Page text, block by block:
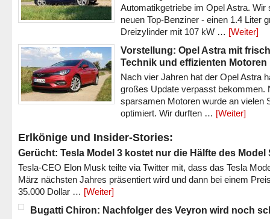
Automatikgetriebe im Opel Astra. Wir
neuen Top-Benziner - einen 1.4 Liter
Dreizylinder mit 107 kW … [Weiter]
Vorstellung: Opel Astra mit
Technik und effizienten Motoren
Nach vier Jahren hat der Opel Astra
großes Update verpasst bekommen.
sparsamen Motoren wurde an vielen
optimiert. Wir durften … [Weiter]
Erlkönige und Insider-Stories:
Gerücht: Tesla Model 3 kostet nur die Hälfte des Model
Tesla-CEO Elon Musk teilte via Twitter mit, dass das Tesla
März nächsten Jahres präsentiert wird und dann bei einem
35.000 Dollar … [Weiter]
Bugatti Chiron: Nachfolger des Veyron wird noch